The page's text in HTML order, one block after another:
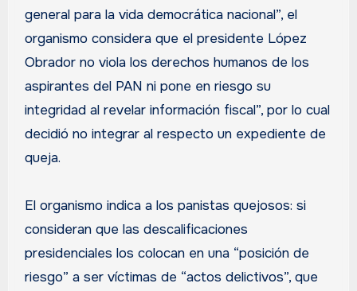
general para la vida democrática nacional”, el
organismo considera que el presidente López
Obrador no viola los derechos humanos de los
aspirantes del PAN ni pone en riesgo su
integridad al revelar información fiscal”, por lo cual
decidió no integrar al respecto un expediente de
queja.
El organismo indica a los panistas quejosos: si
consideran que las descalificaciones
presidenciales los colocan en una “posición de
riesgo” a ser víctimas de “actos delictivos”, que